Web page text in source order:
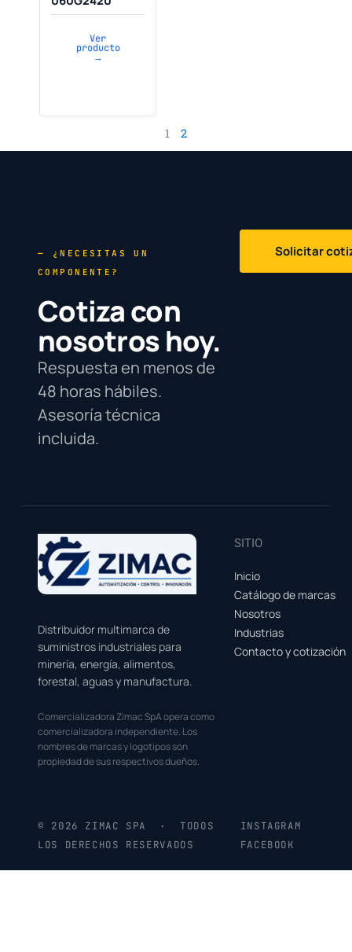
Ver
producto
→
1 2
— ¿NECESITAS UN
COMPONENTE?
Cotiza con
nosotros hoy.
Respuesta en menos de
48 horas hábiles.
Asesoría técnica
incluida.
Solicitar
Distribuidor multimarca de
suministros industriales para
minería, energía, alimentos,
forestal, aguas y manufactura.
Comercializadora Zimac SpA opera como
comercializadora independiente. Los
nombres de marcas y logotipos son
propiedad de sus respectivos dueños.
SITIO
Inicio
Catálogo de marcas
Nosotros
Industrias
Contacto y cotización
© 2026 ZIMAC SPA · TODOS
LOS DERECHOS RESERVADOS
INSTAGRAM
FACEBOOK